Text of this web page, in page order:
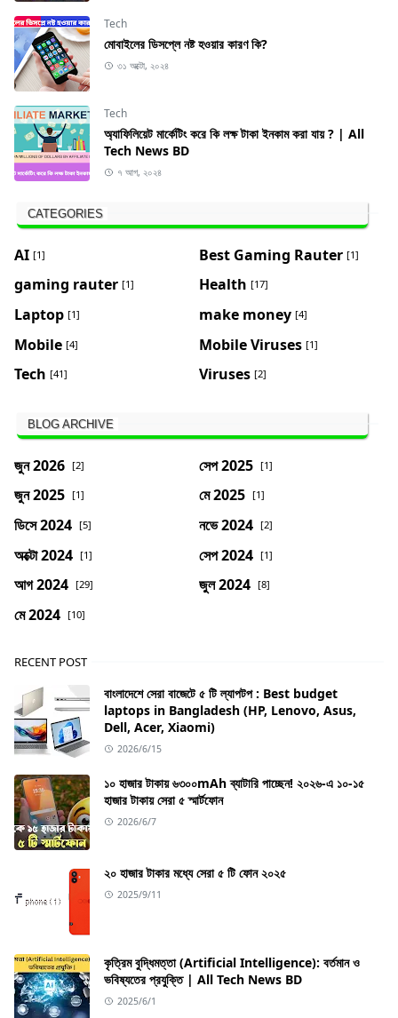
Tech
মোবাইলের ডিসপ্লে নষ্ট হওয়ার কারণ কি?
৩১ অক্টো, ২০২৪
Tech
অ্যাফিলিয়েট মার্কেটিং করে কি লক্ষ টাকা ইনকাম করা যায় ? | All
Tech News BD
৭ আগ, ২০২৪
CATEGORIES
AI [1] Best Gaming Rauter [1]
gaming rauter [1] Health [17]
Laptop [1] make money [4]
Mobile [4] Mobile Viruses [1]
Tech [41] Viruses [2]
BLOG ARCHIVE
জুন 2026 [2] সেপ 2025 [1]
জুন 2025 [1] মে 2025 [1]
ডিসে 2024 [5] নভে 2024 [2]
অক্টো 2024 [1] সেপ 2024 [1]
আগ 2024 [29] জুল 2024 [8]
মে 2024 [10]
RECENT POST
বাংলাদেশে সেরা বাজেটে ৫ টি ল্যাপটপ : Best budget
laptops in Bangladesh (HP, Lenovo, Asus,
Dell, Acer, Xiaomi)
2026/6/15
১০ হাজার টাকায় ৬৩০০mAh ব্যাটারি পাচ্ছেন! ২০২৬-এ ১০-১৫
হাজার টাকায় সেরা ৫ স্মার্টফোন
2026/6/7
২০ হাজার টাকার মধ্যে সেরা ৫ টি ফোন ২০২৫
2025/9/11
কৃত্রিম বুদ্ধিমত্তা (Artificial Intelligence): বর্তমান ও
ভবিষ্যতের প্রযুক্তি | All Tech News BD
2025/6/1